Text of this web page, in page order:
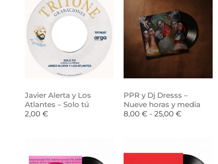
Javier Alerta y Los
Atlantes – Solo tú
2,00 €
PPR y Dj Dresss –
Nueve horas y media
8,00 € - 25,00 €